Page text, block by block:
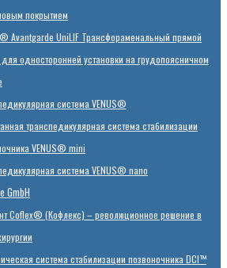
покрытием
Avantgarde UniLIF Трансфораменальный прямой
односторонней установки на грудопоясничном
система VENUS®
транспедикулярная система стабилизации
VENUS® mini
система VENUS® nano
GmbH
Coflex® (Кофлекс) – революционное решение в
система стабилизации позвоночника DCI™